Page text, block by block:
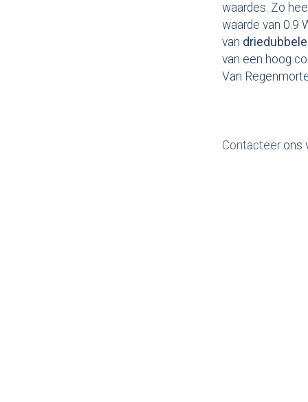
waardes. Zo
waarde van 0.9
van driedubbele
van een hoog
Van
Contacteer ons